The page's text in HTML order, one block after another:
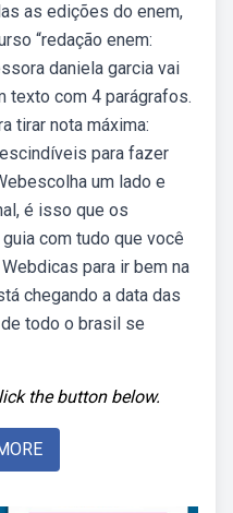
as edições do enem,
“redação enem:
daniela garcia vai
texto com 4 parágrafos.
tirar nota máxima:
para fazer
um lado e
é isso que os
com tudo que você
para ir bem na
chegando a data das
todo o brasil se
the button below.